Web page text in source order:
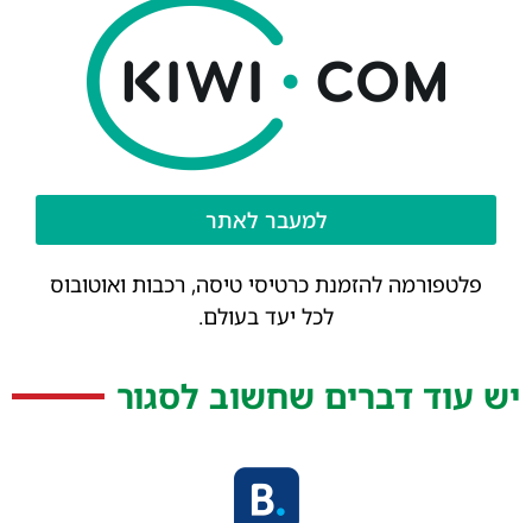
למעבר לאתר
פלטפורמה להזמנת כרטיסי טיסה, רכבות ואוטובוס
לכל יעד בעולם.
יש עוד דברים שחשוב לסגור